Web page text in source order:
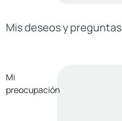
Mis deseos y preguntas
Mi
preocupación